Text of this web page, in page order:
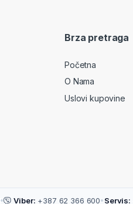
Brza pretraga
Početna
O Nama
Uslovi kupovine
• Viber: +387 62 366 600• Servis: